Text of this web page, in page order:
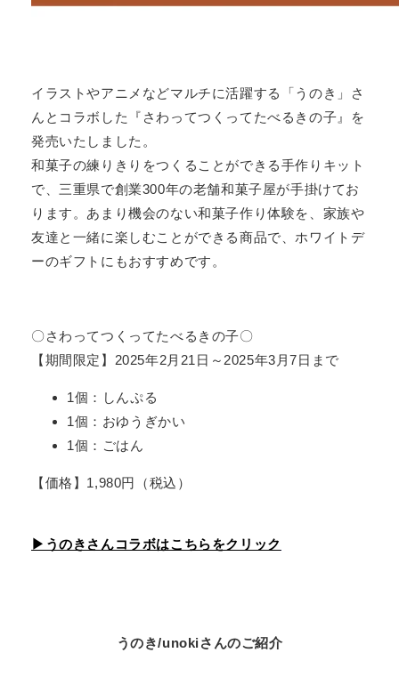
イラストやアニメなどマルチに活躍する「うのき」さ
んとコラボした『さわってつくってたべるきの子』を
発売いたしました。
和菓子の練りきりをつくることができる手作りキット
で、三重県で創業300年の老舗和菓子屋が手掛けてお
ります。あまり機会のない和菓子作り体験を、家族や
友達と一緒に楽しむことができる商品で、ホワイトデ
ーのギフトにもおすすめです。
〇さわってつくってたべるきの子〇
【期間限定】2025年2月21日～2025年3月7日まで
1個：しんぷる
1個：おゆうぎかい
1個：ごはん
【価格】1,980円（税込）
▶うのきさんコラボはこちらをクリック
うのき/unokiさんのご紹介